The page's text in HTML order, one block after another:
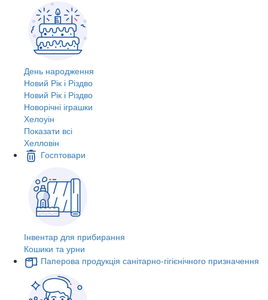
День народження
Новий Рік і Різдво
Новий Рік і Різдво
Новорічні іграшки
Хелоуін
Показати всі
Хелловін
Госптовари
Інвентар для прибирання
Кошики та урни
Паперова продукція санітарно-гігієнічного призначення